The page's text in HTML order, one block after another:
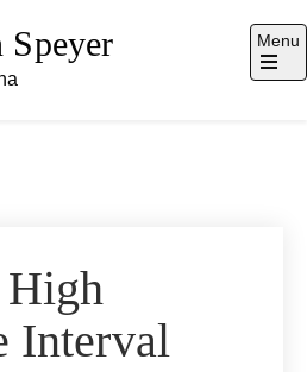
Speyer Menu
Open
High
Interval